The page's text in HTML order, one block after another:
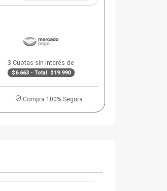
3 Cuotas sin interés de
$6.663- Total: $19.990
Compra 100% Segura